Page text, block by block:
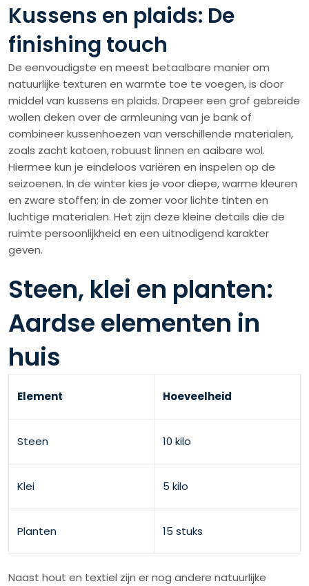
Kussens en plaids: De
finishing touch
De eenvoudigste en meest betaalbare manier om
natuurlijke texturen en warmte toe te voegen, is door
middel van kussens en plaids. Drapeer een grof gebreide
wollen deken over de armleuning van je bank of
combineer kussenhoezen van verschillende materialen,
zoals zacht katoen, robuust linnen en aaibare wol.
Hiermee kun je eindeloos variëren en inspelen op de
seizoenen. In de winter kies je voor diepe, warme kleuren
en zware stoffen; in de zomer voor lichte tinten en
luchtige materialen. Het zijn deze kleine details die de
ruimte persoonlijkheid en een uitnodigend karakter
geven.
Steen, klei en planten:
Aardse elementen in
huis
Element Hoeveelheid
Steen 10 kilo
Klei 5 kilo
Planten 15 stuks
Naast hout en textiel zijn er nog andere natuurlijke